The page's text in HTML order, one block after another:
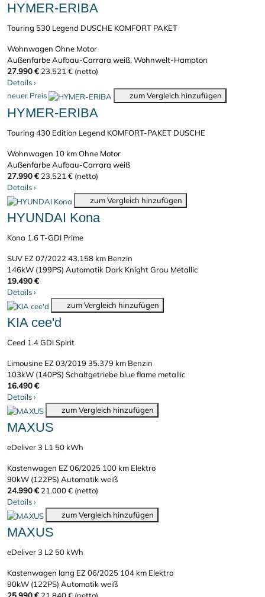
HYMER-ERIBA
Touring 530 Legend DUSCHE KOMFORT PAKET
Wohnwagen Ohne Motor
Außenfarbe Aufbau-Carrara weiß, Wohnwelt-Hampton
27.990 € 23.521 € (netto)
Details›
neuer Preis
zum Vergleich hinzufügen
HYMER-ERIBA
Touring 430 Edition Legend KOMFORT-PAKET DUSCHE
Wohnwagen 10 kmOhne Motor
Außenfarbe Aufbau-Carrara weiß
27.990 € 23.521 € (netto)
Details›
zum Vergleich hinzufügen
HYUNDAI Kona
Kona 1.6 T-GDI Prime
SUV EZ 07/202243.158 km Benzin
146kW (199PS) Automatik Dark Knight Grau Metallic
19.490 €
Details›
zum Vergleich hinzufügen
KIA cee'd
Ceed 1.4 GDI Spirit
Limousine EZ 03/2019 35.379 km Benzin
103kW (140PS) Schaltgetriebe blue flame metallic
16.490 €
Details›
zum Vergleich hinzufügen
MAXUS
eDeliver 3 L1 50 kWh
Kastenwagen EZ 06/2025 100 km Elektro
90kW (122PS) Automatikweiß
24.990 € 21.000 € (netto)
Details›
zum Vergleich hinzufügen
MAXUS
eDeliver 3 L2 50 kWh
Kastenwagen lang EZ 06/2025 104 km Elektro
90kW (122PS) Automatikweiß